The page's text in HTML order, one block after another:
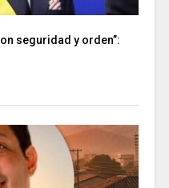
seguridad y orden”: